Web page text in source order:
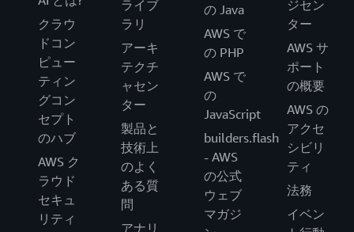
クラウ
ドコン
ピュー
ティン
グコン
セプト
のハブ
AWS ク
ラウド
セキュ
リティ
ライブ
ラリ
アーキ
テクチ
ャセン
ター
製品と
技術上
のよく
ある質
問
アナリ
の Java
AWS で
の PHP
AWS で
の
JavaScript
builders.flash
- AWS
の公式
ウェブ
マガジ
ジセン
ター
AWS サ
ポート
の概要
AWS の
アクセ
シビリ
ティ
法務
イベン